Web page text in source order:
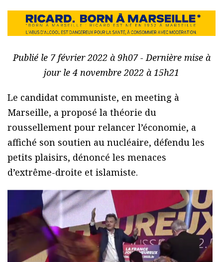
Publié le 7 février 2022 à 9h07 - Dernière mise à
jour le 4 novembre 2022 à 15h21
Le candidat communiste, en meeting à
Marseille, a proposé la théorie du
roussellement pour relancer l’économie, a
affiché son soutien au nucléaire, défendu les
petits plaisirs, dénoncé les menaces
d’extrême-droite et islamiste.